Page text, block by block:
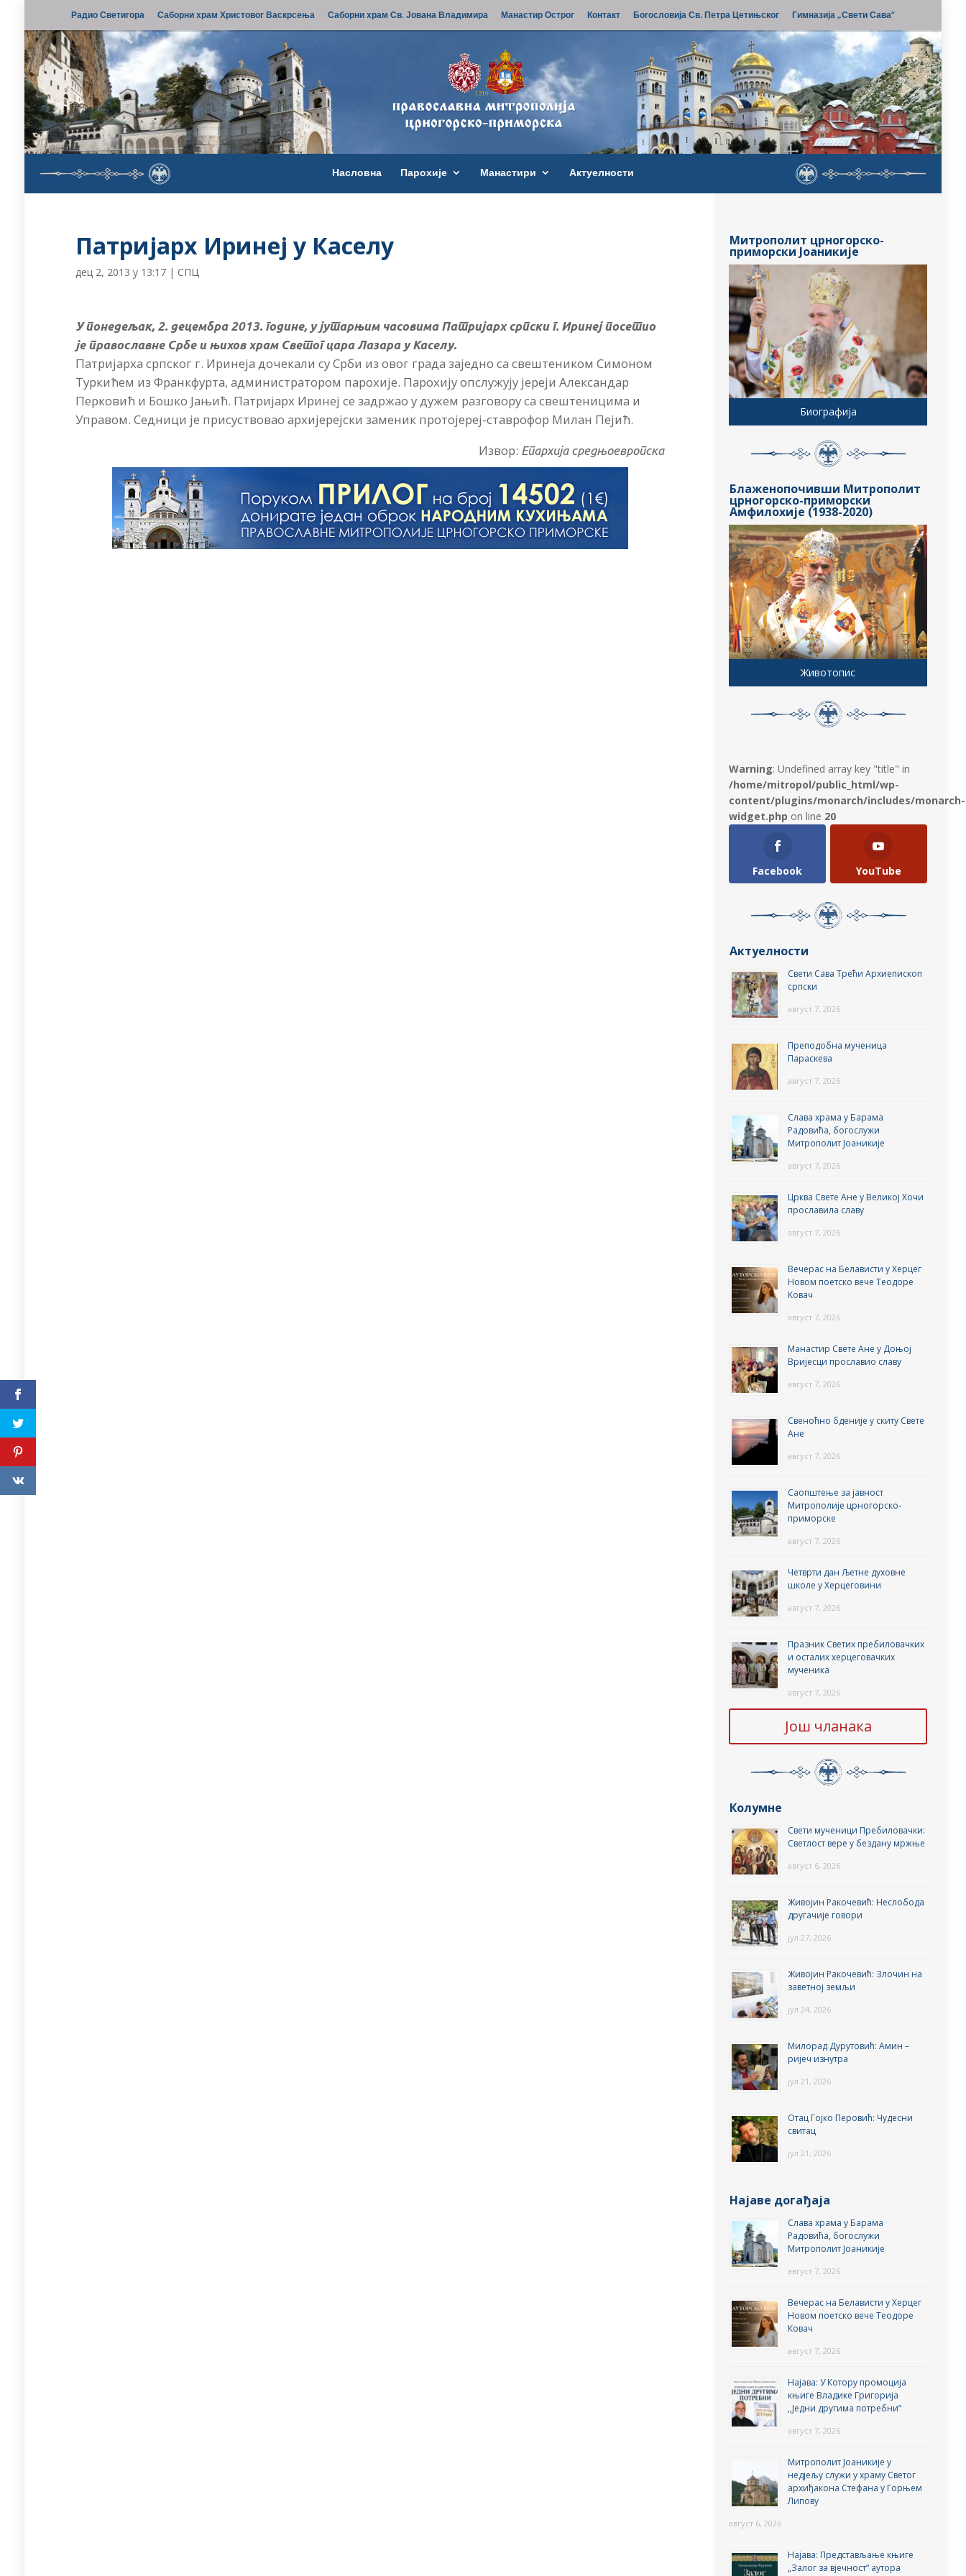
Радио Светигора Саборни храм Христовог Васкрсења Саборни храм Св. Јована Владимира Манастир Острог Контакт Богословија Св. Петра Цетињског Гимназија „Свети Сава“
Насловна Парохије Манастири Актуелности
Патријарх Иринеј у Каселу
дец 2, 2013 у 13:17 | СПЦ
У понедељак, 2. децембра 2013. године, у јутарњим часовима Патријарх српски г. Иринеј посетио
је православне Србе и њихов храм Светог цара Лазара у Каселу.
Патријарха српског г. Иринеја дочекали су Срби из овог града заједно са свештеником Симоном
Туркићем из Франкфурта, администратором парохије. Парохију опслужују јереји Александар
Перковић и Бошко Јањић. Патријарх Иринеј се задржао у дужем разговору са свештеницима и
Управом. Седници је присуствовао архијерејски заменик протојереј-ставрофор Милан Пејић.
Извор: Епархија средњоевропска
Митрополит црногорско-
приморски Јоаникије
Биографија
Блаженопочивши Митрополит
црногорско-приморски
Амфилохије (1938-2020)
Животопис
Warning: Undefined array key "title" in
/home/mitropol/public_html/wp-
content/plugins/monarch/includes/monarch-
widget.php on line 20
Facebook YouTube
Актуелности
Свети Сава Трећи Архиепископ
српски
август 7, 2026
Преподобна мученица
Параскева
август 7, 2026
Слава храма у Барама
Радовића, богослужи
Митрополит Јоаникије
август 7, 2026
Црква Свете Ане у Великој Хочи
прославила славу
август 7, 2026
Вечерас на Белависти у Херцег
Новом поетско вече Теодоре
Ковач
август 7, 2026
Манастир Свете Ане у Доњој
Вријесци прославио славу
август 7, 2026
Свеноћно бденије у скиту Свете
Ане
август 7, 2026
Саопштење за јавност
Митрополије црногорско-
приморске
август 7, 2026
Четврти дан Љетне духовне
школе у Херцеговини
август 7, 2026
Празник Светих пребиловачких
и осталих херцеговачких
мученика
август 7, 2026
Још чланака
Колумне
Свети мученици Пребиловачки:
Светлост вере у бездану мржње
август 6, 2026
Живојин Ракочевић: Неслобода
другачије говори
јул 27, 2026
Живојин Ракочевић: Злочин на
заветној земљи
јул 24, 2026
Милорад Дурутовић: Амин –
ријеч изнутра
јул 21, 2026
Отац Гојко Перовић: Чудесни
свитац
јул 21, 2026
Најаве догађаја
Слава храма у Барама
Радовића, богослужи
Митрополит Јоаникије
август 7, 2026
Вечерас на Белависти у Херцег
Новом поетско вече Теодоре
Ковач
август 7, 2026
Најава: У Котору промоција
књиге Владике Григорија
,,Једни другима потребни”
август 7, 2026
Митрополит Јоаникије у
недјељу служи у храму Светог
архиђакона Стефана у Горњем
Липову
август 6, 2026
Најава: Представљање књиге
„Залог за вјечност“ аутора